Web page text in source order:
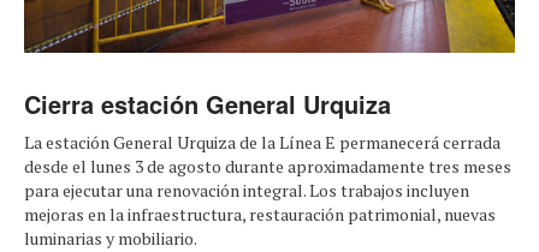
Cierra estación General Urquiza
La estación General Urquiza de la Línea E permanecerá cerrada
desde el lunes 3 de agosto durante aproximadamente tres meses
para ejecutar una renovación integral. Los trabajos incluyen
mejoras en la infraestructura, restauración patrimonial, nuevas
luminarias y mobiliario.